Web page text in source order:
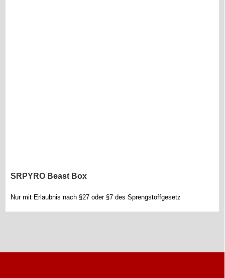
SRPYRO Beast Box
Nur mit Erlaubnis nach §27 oder §7 des Sprengstoffgesetz